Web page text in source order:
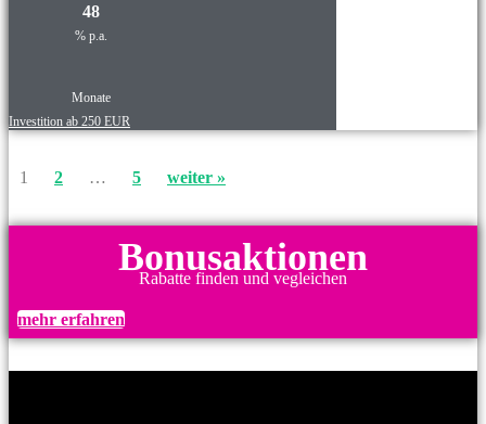
48
% p.a.
Monate
Investition ab 250 EUR
1 2 … 5 weiter »
Bonusaktionen
Rabatte finden und vegleichen
mehr erfahren